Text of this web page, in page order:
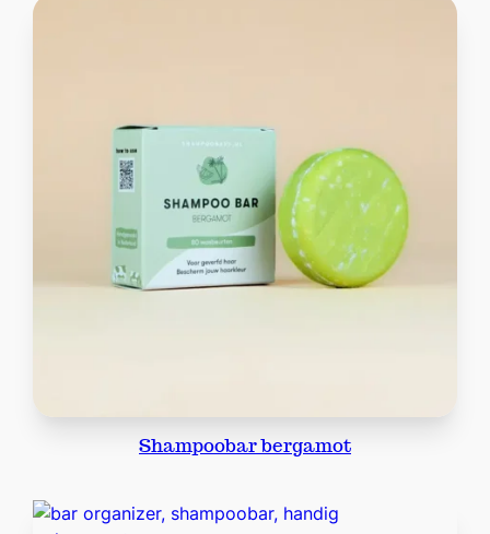
Shampoobar bergamot